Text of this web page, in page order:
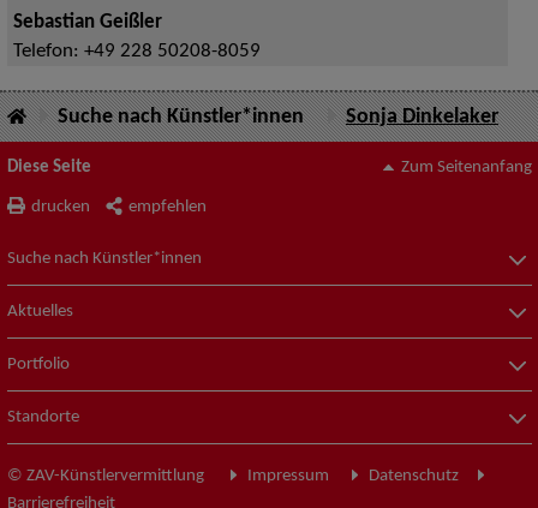
Sebastian Geißler
Telefon: +49 228 50208-8059
Suche nach Künstler*innen Sonja Dinkelaker
Diese Seite
drucken empfehlen
Zum Seitenanfang
Suche nach Künstler*innen
Aktuelles
Portfolio
Standorte
© ZAV-Künstlervermittlung Impressum
Datenschutz
Barrierefreiheit